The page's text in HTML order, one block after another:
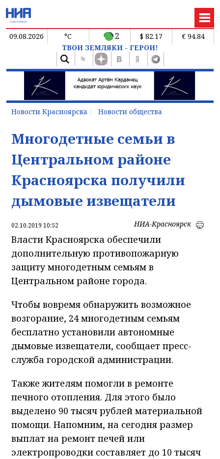
09.08.2026 °C 2 $ 82.17
€ 94.84
ТВОИ ЗЕМЛЯКИ - ГЕРОИ!
Новости Красноярска Новости общества
Многодетные семьи в
Центральном районе
Красноярска получили
дымовые извещатели
02.10.2019 10:52 НИА-Красноярск
Власти Красноярска обеспечили
дополнительную противопожарную
защиту многодетным семьям в
Центральном районе города.
Чтобы вовремя обнаружить возможное
возгорание, 24 многодетным семьям
бесплатно установили автономные
дымовые извещатели, сообщает пресс-
служба городской администрации.
Также жителям помогли в ремонте
печного отопления. Для этого было
выделено 90 тысяч рублей материальной
помощи. Напомним, на сегодня размер
выплат на ремонт печей или
электропроводки составляет до 10 тысяч